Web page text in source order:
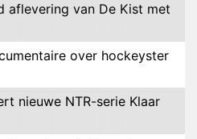
aflevering van De Kist met
over hockeyster
nieuwe NTR-serie Klaar